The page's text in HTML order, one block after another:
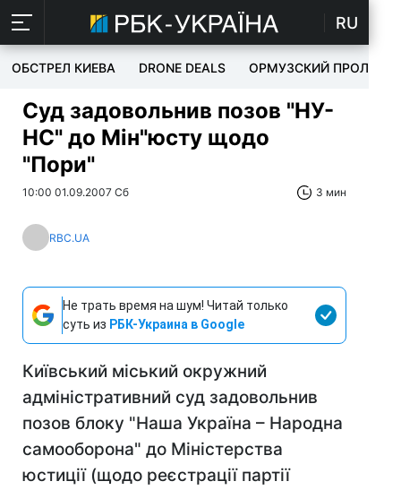
RU
ОБСТРЕЛ КИЕВА DRONE DEALS ОРМУЗСКИЙ ПРОЛИВ
Суд задовольнив позов "НУ-
НС" до Мін"юсту щодо
"Пори"
10:00 01.09.2007 Сб 3 мин
RBC.UA
Не трать время на шум! Читай только
суть из РБК-Украина в Google
Київський міський окружний
адміністративний суд задовольнив
позов блоку "Наша Україна – Народна
самооборона" до Міністерства
юстиції (щодо реєстрації партії